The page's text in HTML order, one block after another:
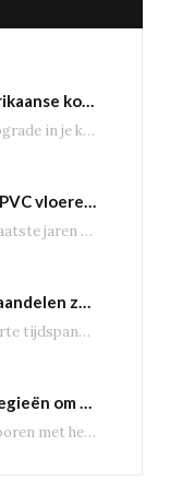
Waarom een Amerikaanse koelkast je keuken transformeert
Ben je toe aan een upgrade in je keuken? Dan is een Amerikaanse koelkast misschien…
De voordelen van PVC vloeren in vergelijking met houten vloeren
PVC vloeren zijn de laatste jaren steeds populairder geworden, en dat is niet zonder reden.…
Geld beleggen in aandelen zorgt voor een passief inkomen
Wanneer je in een korte tijdspanne behoorlijke winst wil maken, is het geen slecht idee…
4 essentiële strategieën om bedrijfsuitbreiding te genereren
Elk bedrijf wordt geboren met het doel groot te worden, om nieuwe markten te veroveren.…